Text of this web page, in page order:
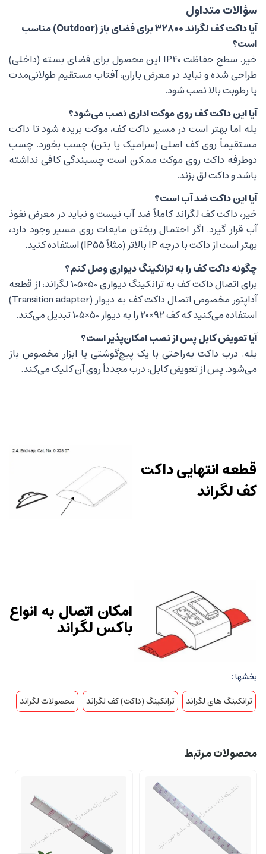
سؤالات متداول
آیا داکت کف لگراند ۳۲۸۰۰ برای فضای باز (Outdoor) مناسب
است؟
خیر. سطح حفاظت IP40 این محصول برای فضای بسته (داخلی)
طراحی شده و نباید در معرض باران، آفتاب مستقیم طولانی‌مدت
یا رطوبت بالا نصب شود.
آیا این داکت کف روی موکت اداری نصب می‌شود؟
بله اما بهتر است در مسیر داکت کف، موکت بریده شود تا داکت
مستقیماً روی کف اصلی (سرامیک یا بتن) چسب بخورد. چسب
دوطرفه داکت روی موکت ممکن است چسبندگی کافی نداشته
باشد و داکت لق بزند.
آیا این داکت ضد آب است؟
خیر، داکت کف لگراند کاملاً ضد آب نیست و نباید در معرض نفوذ
آب قرار گیرد. اگر احتمال ریختن مایعات روی مسیر وجود دارد،
بهتر است از داکت با درجه IP بالاتر (مثلاً IP55) استفاده کنید.
چگونه داکت کف را به ترانکینگ دیواری وصل کنم؟
برای اتصال داکت کف به ترانکینگ دیواری 50×105 لگراند، از قطعه
آداپتور مخصوص اتصال داکت کف به دیوار (Transition adapter)
استفاده می‌کنید که کف ۹۲×۲۰ را به دیوار 50×105 تبدیل می‌کند.
آیا تعویض کابل پس از نصب امکان‌پذیر است؟
بله. درب داکت به‌راحتی با یک پیچ‌گوشتی یا ابزار مخصوص باز
می‌شود. پس از تعویض کابل، درب مجدداً روی آن کلیک می‌کند.
قطعه انتهایی داکت
کف لگراند
امکان اتصال به انواع
باکس لگراند
بخشها :
ترانکینگ های لگراند
ترانکینگ (داکت) کف لگراند محصولات لگراند
محصولات مرتبط